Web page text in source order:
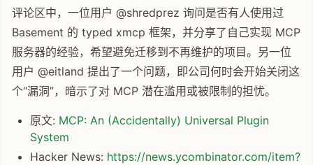
评论区中，一位用户 @shredprez 询问是否有人使用过
Basement 的 typed xmcp 框架，并分享了自己实现 MCP
服务器的经验，希望避免迁移到不再维护的项目。另一位
用户 @eitland 提出了一个问题，即公司何时会开始关闭这
个“漏洞”，暗示了对 MCP 潜在滥用或被限制的担忧。
原文: MCP: An (Accidentally) Universal Plugin
System
Hacker News: https://news.ycombinator.com/item?